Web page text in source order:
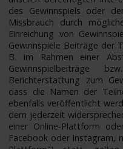
des Gewinnspiels oder
Missbrauch durch
Einreichung von
Gewinnspiele Beiträge der
B. im Rahmen einer
Gewinnspielbeiträge
Berichterstattung zum
dass die Namen der
ebenfalls veröffentlicht
dem jederzeit
einer Online-Plattform
Facebook oder Instagram,